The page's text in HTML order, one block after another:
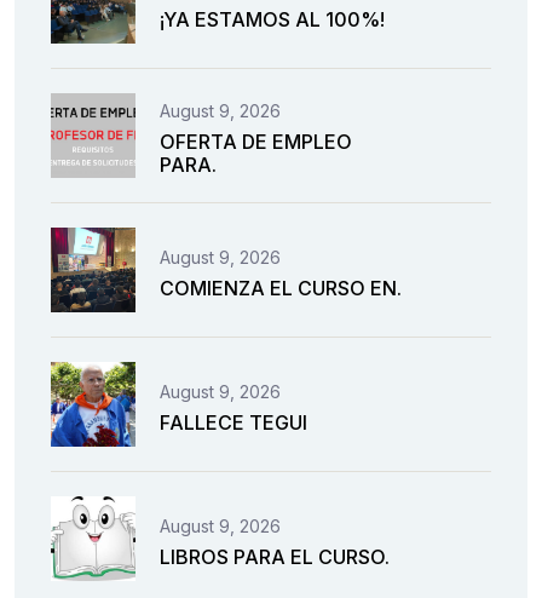
¡YA ESTAMOS AL 100%!
August 9, 2026
OFERTA DE EMPLEO
PARA.
August 9, 2026
COMIENZA EL CURSO EN.
August 9, 2026
FALLECE TEGUI
August 9, 2026
LIBROS PARA EL CURSO.